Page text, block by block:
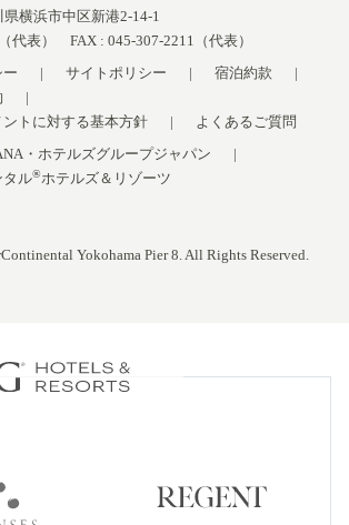
横浜市中区新港2-14-1
代表） FAX : 045-307-2211（代表）
サイトポリシー
宿泊約款
トに対する基本方針
よくあるご質問
・ホテルズグループジャパン
タル®ホテルズ＆リゾーツ
Yokohama Pier 8. All Rights Reserved.